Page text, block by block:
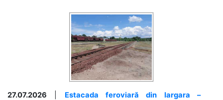
27.07.2026
Estacada feroviară din Iargara –